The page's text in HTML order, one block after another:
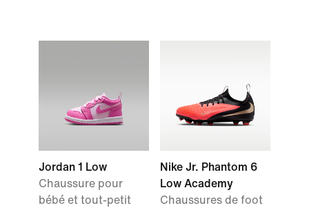
Jordan 1 Low
Chaussure pour
bébé et tout-petit
Nike Jr. Phantom 6
Low Academy
Chaussures de foot